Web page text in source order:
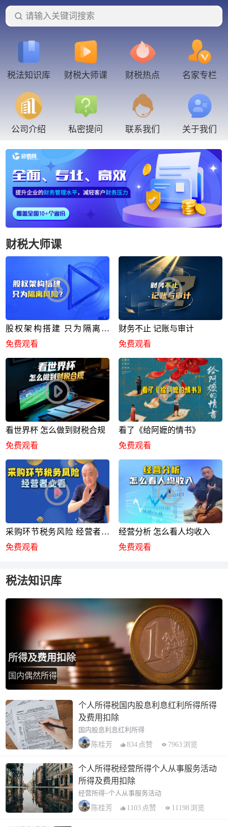
请输入关键词搜索
税法知识库 财税大师课 财税热点 名家专栏
公司介绍 私密提问 联系我们 关于我们
财税大师课
股权架构搭建 只为隔离风
险？
免费观看
财务不止 记账与审计
免费观看
看世界杯 怎么做到财税合规
免费观看
看了《给阿嬷的情书》
免费观看
采购环节税务风险 经营者必
看
免费观看
经营分析 怎么看人均收入
免费观看
税法知识库
所得及费用扣除
国内偶然所得
个人所得税国内股息利息红利所得所得
及费用扣除
国内股息利息红利所得
陈桂芳
834 点赞 7963 浏览
个人所得税经营所得个人从事服务活动
所得及费用扣除
经营所得~个人从事服务活动
陈桂芳
1103 点赞 11198 浏览